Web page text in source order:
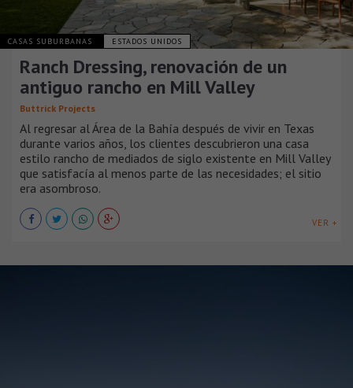
CASAS SUBURBANAS ESTADOS UNIDOS
Ranch Dressing, renovación de un
antiguo rancho en Mill Valley
Buttrick Projects
Al regresar al Área de la Bahía después de vivir en Texas
durante varios años, los clientes descubrieron una casa
estilo rancho de mediados de siglo existente en Mill Valley
que satisfacía al menos parte de las necesidades; el sitio
era asombroso.
VER +